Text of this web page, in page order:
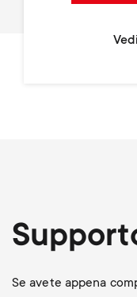
Se avete appena